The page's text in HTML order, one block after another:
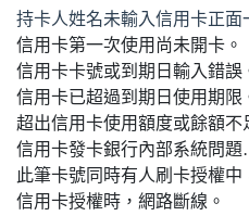
持卡人姓名未輸入信用卡正面
信用卡第一次使用尚未開卡。
信用卡卡號或到期日輸入錯誤
信用卡已超過到期日使用期限
超出信用卡使用額度或餘額不
信用卡發卡銀行內部系統問題
此筆卡號同時有人刷卡授權中
信用卡授權時，網路斷線。